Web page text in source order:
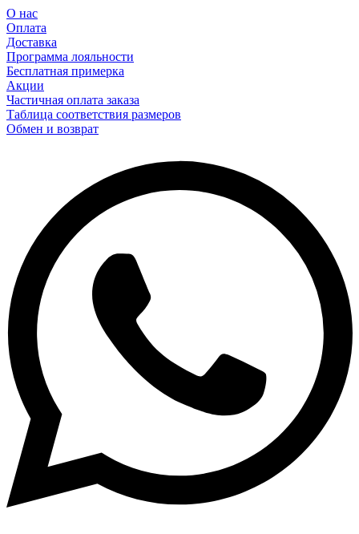
О нас
Оплата
Доставка
Программа лояльности
Бесплатная примерка
Акции
Частичная оплата заказа
Таблица соответствия размеров
Обмен и возврат